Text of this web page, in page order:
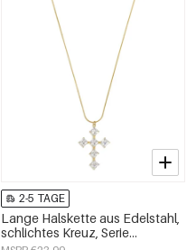
2-5 TAGE
Lange Halskette aus Edelstahl,
schlichtes Kreuz, Serie
„Alltagsschmuck“,